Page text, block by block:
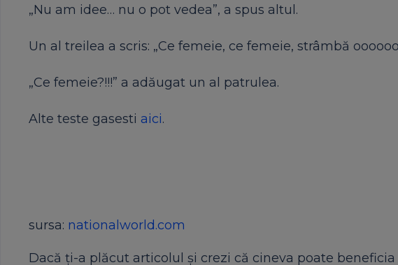
„Nu am idee… nu o pot vedea”, a spus altul.
Un al treilea a scris: „Ce femeie, ce femeie, strâmbă
„Ce femeie?!!!” a adăugat un al patrulea.
Alte teste gasesti aici.
sursa: nationalworld.com
Dacă ți-a plăcut articolul și crezi că cineva poate